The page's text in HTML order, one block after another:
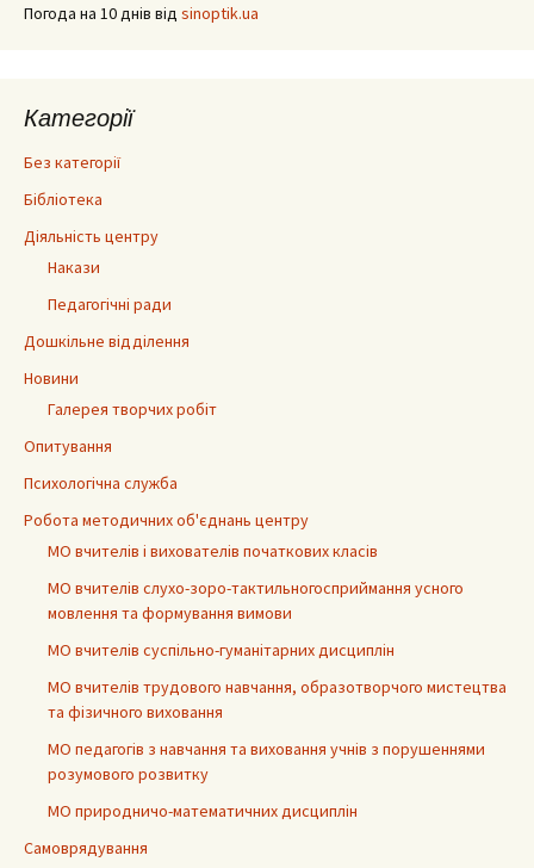
Погода на 10 днів від sinoptik.ua
Категорії
Без категорії
Бібліотека
Діяльність центру
Накази
Педагогічні ради
Дошкільне відділення
Новини
Галерея творчих робіт
Опитування
Психологічна служба
Робота методичних об'єднань центру
МО вчителів і вихователів початкових класів
МО вчителів слухо-зоро-тактильногосприймання усного
мовлення та формування вимови
МО вчителів суспільно-гуманітарних дисциплін
МО вчителів трудового навчання, образотворчого мистецтва
та фізичного виховання
МО педагогів з навчання та виховання учнів з порушеннями
розумового розвитку
МО природничо-математичних дисциплін
Самоврядування